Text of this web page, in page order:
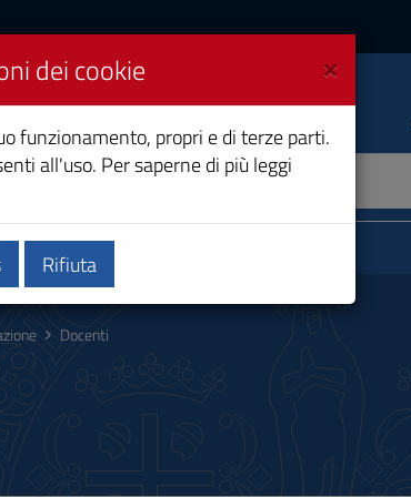
e miglioramento
Docenti
×
dei cookie
funzionamento, propri e di terze parti.
all'uso. Per saperne di più leggi
Rifiuta